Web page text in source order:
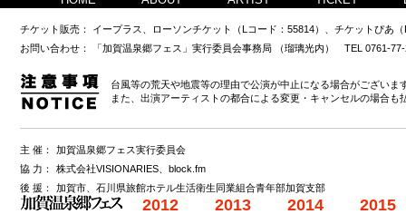
チケット販売：
イープラス、ローソンチケット（Lコード：55814）、チケットぴあ
お問い合わせ：
「加賀温泉郷フェス」実行委員会事務局 （瑠璃光内） TEL 0761-
台風等の荒天や地震等の理由で公演が中止になる場合がござい
また、出演アーティストの都合による変更・キャンセルの場合
主 催：
加賀温泉郷フェス実行委員会
協 力：
株式会社VISIONARIES、block.fm
後 援：
加賀市、石川県旅館ホテル生活衛生同業組合青年部加賀支部
2012 2013 2014 2015